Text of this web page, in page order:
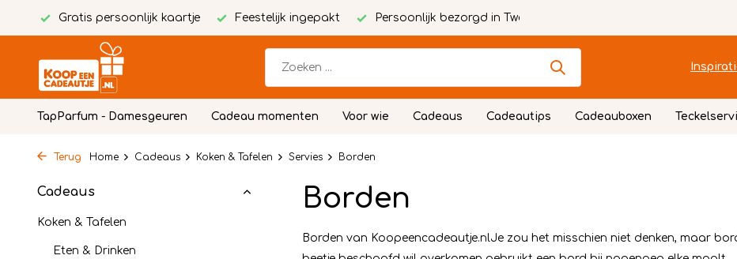
Gratis persoonlijk kaartje Feestelijk ingepakt Persoonlijk bezorgd in Twente
TapParfum - Damesgeuren Cadeau momenten Voor wie Cadeaus Cadeautips Cadeauboxen
Terug Home Cadeaus Koken & Tafelen Servies Borden
Cadeaus
Koken & Tafelen
Eten & Drinken
Borden
Borden van Koopeencadeautje.nlJe zou het misschien niet denken, maar